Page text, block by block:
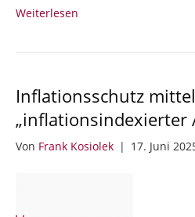
Weiterlesen
Inflationsschutz
„inflationsindexierter
Von Frank Kosiolek | 17. Juni